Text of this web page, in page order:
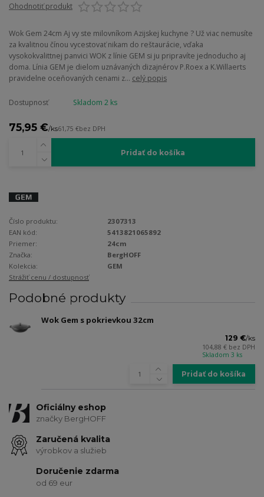
Ohodnotiť produkt
Wok Gem 24cm Aj vy ste milovníkom Azijskej kuchyne ? Už viac nemusíte
za kvalitnou čínou vycestovať nikam do reštaurácie, vďaka
vysokokvalittnej panvici WOK z línie GEM si ju pripravíte jednoducho aj
doma. Línia GEM je dielom uznávaných dizajnérov P.Roex a K.Willaerts
pravidelne oceňovaných cenami z... celý popis
Dostupnosť Skladom 2 ks
75,95 €/ks61,75 €bez DPH
Pridať do košíka
Číslo produktu:
2307313
EAN kód:
5413821065892
Priemer:
24cm
Značka:
BergHOFF
Kolekcia:
GEM
Strážiť cenu / dostupnosť
Podobné produkty
Wok Gem s pokrievkou 32cm
129 €/ks
104,88 € bez DPH
Skladom 3 ks
Pridať do košíka
Oficiálny eshop
značky BergHOFF
Zaručená kvalita
výrobkov a služieb
Doručenie zdarma
od 69 eur